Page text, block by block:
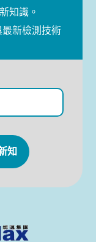
知識。
新檢測技術
知